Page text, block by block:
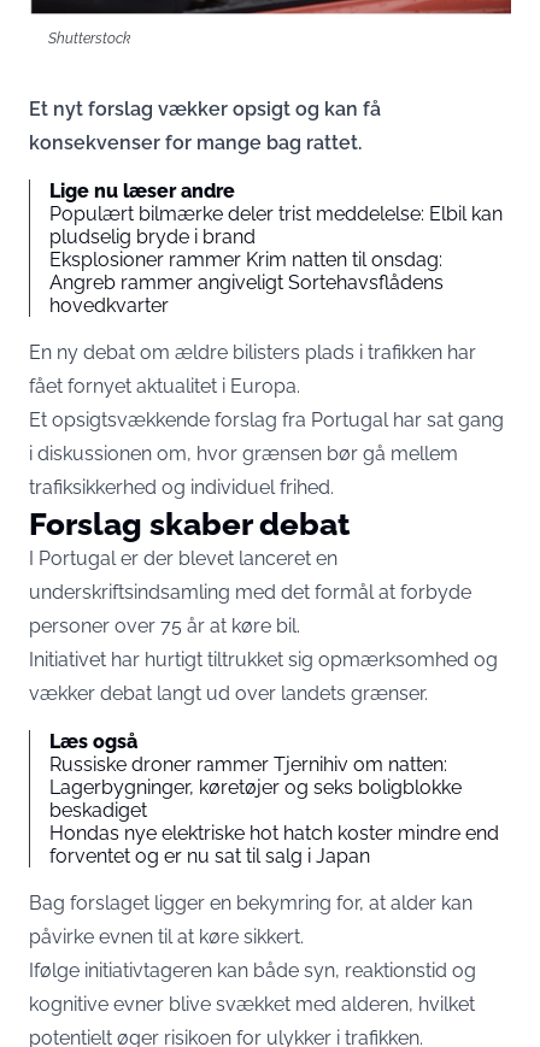
Shutterstock
Et nyt forslag vækker opsigt og kan få
konsekvenser for mange bag rattet.
Lige nu læser andre
Populært bilmærke deler trist meddelelse: Elbil kan
pludselig bryde i brand
Eksplosioner rammer Krim natten til onsdag:
Angreb rammer angiveligt Sortehavsflådens
hovedkvarter
En ny debat om ældre bilisters plads i trafikken har
fået fornyet aktualitet i Europa.
Et opsigtsvækkende forslag fra Portugal har sat gang
i diskussionen om, hvor grænsen bør gå mellem
trafiksikkerhed og individuel frihed.
Forslag skaber debat
I Portugal er der blevet lanceret en
underskriftsindsamling med det formål at forbyde
personer over 75 år at køre bil.
Initiativet har hurtigt tiltrukket sig opmærksomhed og
vækker debat langt ud over landets grænser.
Læs også
Russiske droner rammer Tjernihiv om natten:
Lagerbygninger, køretøjer og seks boligblokke
beskadiget
Hondas nye elektriske hot hatch koster mindre end
forventet og er nu sat til salg i Japan
Bag forslaget ligger en bekymring for, at alder kan
påvirke evnen til at køre sikkert.
Ifølge initiativtageren kan både syn, reaktionstid og
kognitive evner blive svækket med alderen, hvilket
potentielt øger risikoen for ulykker i trafikken.